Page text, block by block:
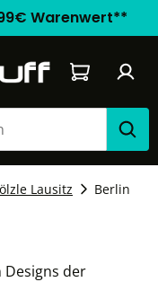
Warenwert**
Warenkorb
Lausitz Berlin
Designs der